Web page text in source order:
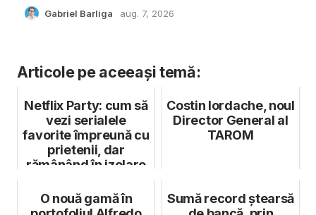
Gabriel Barliga aug. 7, 2026
Articole pe aceeași temă:
Netflix Party: cum să
vezi serialele
favorite împreună cu
prietenii, dar
rămânând în izolare
Costin Iordache, noul
Director General al
TAROM
O nouă gamă în
Sumă record ștearsă